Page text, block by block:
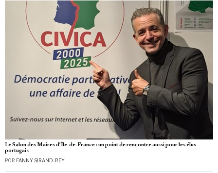
Le Salon des Maires d’Île-de-France : un point de rencontre aussi pour les élus
portugais
POR FANNY SIRAND-REY